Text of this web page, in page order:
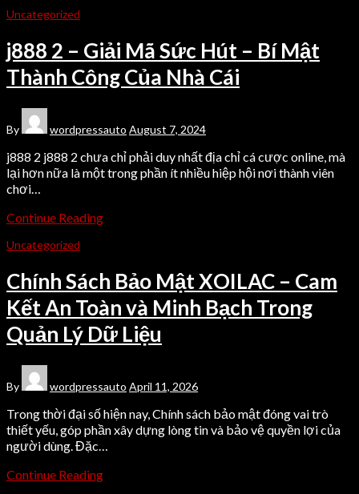
Uncategorized
j888 2 – Giải Mã Sức Hút – Bí Mật
Thành Công Của Nhà Cái
By wordpressauto August 7, 2024
j888 2 j888 2 chưa chỉ phải duy nhất địa chỉ cá cược online, mà
lại hơn nữa là một trong phần ít nhiều hiệp hội nơi thành viên
chơi…
Continue Reading
Uncategorized
Chính Sách Bảo Mật XOILAC – Cam
Kết An Toàn và Minh Bạch Trong
Quản Lý Dữ Liệu
By wordpressauto April 11, 2026
Trong thời đại số hiện nay, Chính sách bảo mật đóng vai trò
thiết yếu, góp phần xây dựng lòng tin và bảo vệ quyền lợi của
người dùng. Đặc…
Continue Reading